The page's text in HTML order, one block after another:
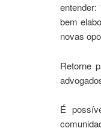
bem
novas
Retorne
É